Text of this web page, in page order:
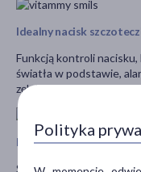
Idealny nacisk
Funkcją kontroli
światła w podstawie,
zębów jest zbyt silny.
Kiedy zmienić
Stopniowo odbarwiające
Polityka